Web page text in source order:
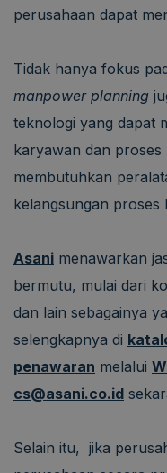
perusahaan dapat
Tidak hanya fokus
manpower planning
teknologi yang dapat
karyawan dan proses
membutuhkan
kelangsungan proses
Asani menawarkan
bermutu, mulai dari
dan lain sebagainya
selengkapnya di
penawaran melalui
cs@asani.co.id
Selain itu, jika